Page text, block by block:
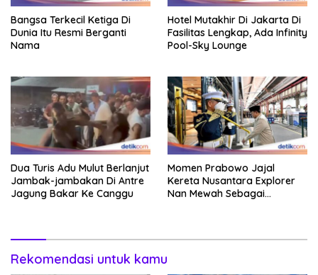
Bangsa Terkecil Ketiga Di
Dunia Itu Resmi Berganti
Nama
Hotel Mutakhir Di Jakarta Di
Fasilitas Lengkap, Ada Infinity
Pool-Sky Lounge
Dua Turis Adu Mulut Berlanjut
Jambak-jambakan Di Antre
Jagung Bakar Ke Canggu
Momen Prabowo Jajal
Kereta Nusantara Explorer
Nan Mewah Sebagai
Rekomendasi untuk kamu